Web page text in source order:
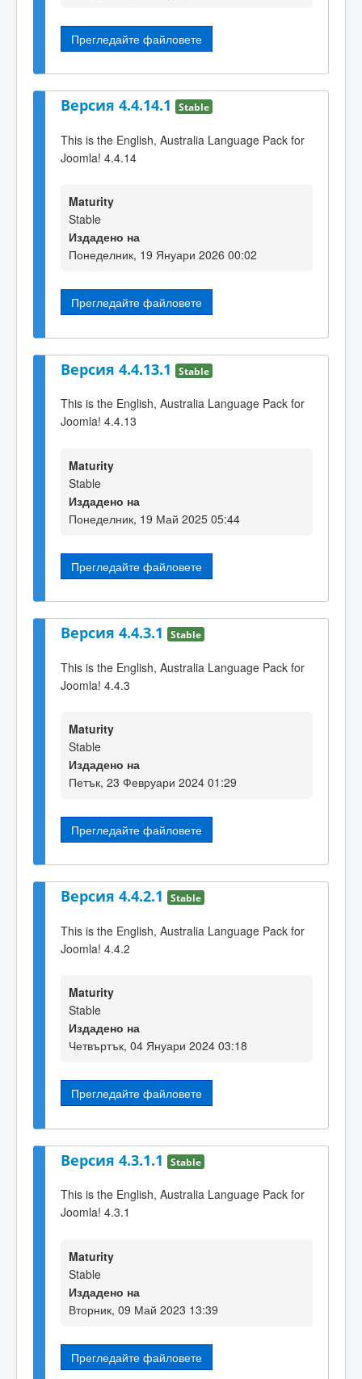
Прегледайте файловете
Версия 4.4.14.1 Stable
This is the English, Australia Language Pack for
Joomla! 4.4.14
Maturity
Stable
Издадено на
Понеделник, 19 Януари 2026 00:02
Прегледайте файловете
Версия 4.4.13.1 Stable
This is the English, Australia Language Pack for
Joomla! 4.4.13
Maturity
Stable
Издадено на
Понеделник, 19 Май 2025 05:44
Прегледайте файловете
Версия 4.4.3.1 Stable
This is the English, Australia Language Pack for
Joomla! 4.4.3
Maturity
Stable
Издадено на
Петък, 23 Февруари 2024 01:29
Прегледайте файловете
Версия 4.4.2.1 Stable
This is the English, Australia Language Pack for
Joomla! 4.4.2
Maturity
Stable
Издадено на
Четвъртък, 04 Януари 2024 03:18
Прегледайте файловете
Версия 4.3.1.1 Stable
This is the English, Australia Language Pack for
Joomla! 4.3.1
Maturity
Stable
Издадено на
Вторник, 09 Май 2023 13:39
Прегледайте файловете